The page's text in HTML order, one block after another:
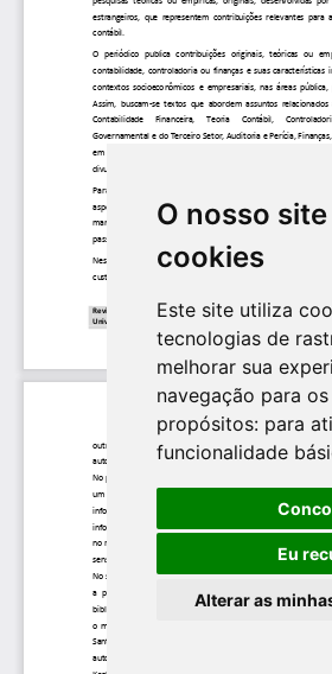
O nosso
cookies
Este site utiliza
tecnologias de
melhorar sua
navegação para
propósitos: para
funcionalidade
Eu
Alterar as